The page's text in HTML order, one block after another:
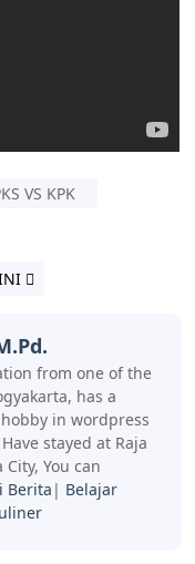
VS KPK
from one of the
has a
in wordpress
stayed at Raja
You can
Berita | Belajar